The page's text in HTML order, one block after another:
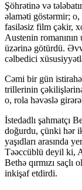
Şöhrətinə və
əlaməti göstərmir; o,
fasiləsiz film çəkir,
Austenin
üzərinə götürdü.
cəlbedici
Cəmi bir gün
trillerinin
o, rola həvəslə
İstedadlı şahmatçı
doğurdu, çünki hər
yaşıdları arasında
Təəccüblü deyil ki,
Bethə qırmızı saçlı
inkişaf etdirdi.